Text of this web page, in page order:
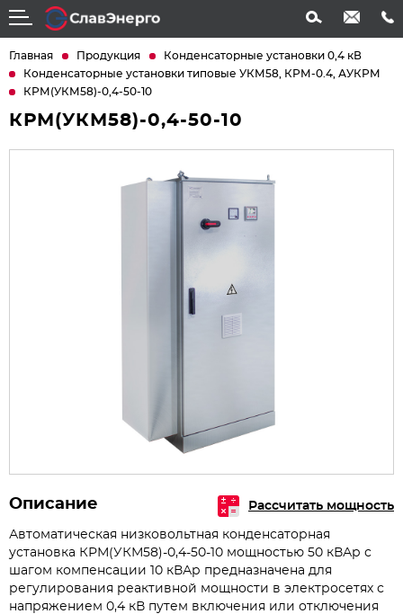
info@slavenergo.com
Главная Продукция
Конденсаторные установки 0,4 кВ
Конденсаторные установки типовые УКМ58, КРМ-0.4, АУКРМ
КРМ(УКМ58)-0,4-50-10
КРМ(УКМ58)-0,4-50-10
Описание Рассчитать мощность
Автоматическая низковольтная конденсаторная
установка КРМ(УКМ58)-0,4-50-10 мощностью 50 кВАр с
шагом компенсации 10 кВАр предназначена для
регулирования реактивной мощности в электросетях с
напряжением 0,4 кВ путем включения или отключения